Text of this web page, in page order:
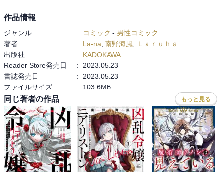
作品情報
ジャンル : コミック - 男性コミック
著者
: La-na 南野海風
Ｌａｒｕｈａ
出版社
:
KADOKAWA
Reader Store発売日
:
2023.05.23
書誌発売日
:
2023.05.23
ファイルサイズ
: 103.6MB
同じ著者の作品 もっと見る